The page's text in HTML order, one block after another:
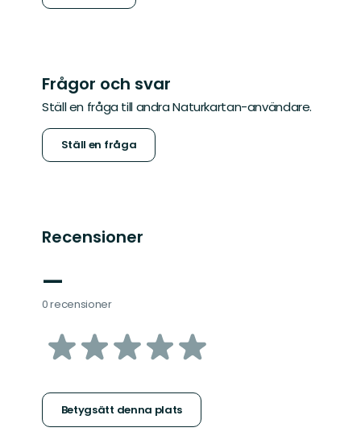
Frågor och svar
Ställ en fråga till andra Naturkartan-användare.
Ställ en fråga
Recensioner
—
0 recensioner
av
stjärnor
Betygsätt denna plats